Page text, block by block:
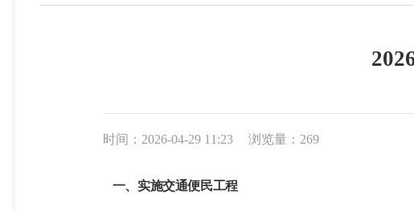
时间：2026-04-29 11:23 浏览量：269
一、实施交通便民工程